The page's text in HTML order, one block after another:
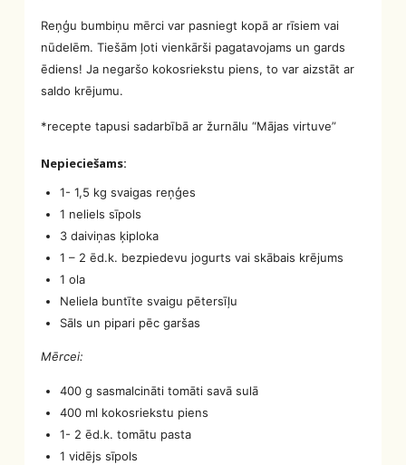
Reņģu bumbiņu mērci var pasniegt kopā ar rīsiem vai
nūdelēm. Tiešām ļoti vienkārši pagatavojams un gards
ēdiens! Ja negaršo kokosriekstu piens, to var aizstāt ar
saldo krējumu.
*recepte tapusi sadarbībā ar žurnālu “Mājas virtuve”
Nepieciešams:
1- 1,5 kg svaigas reņģes
1 neliels sīpols
3 daiviņas ķiploka
1 – 2 ēd.k. bezpiedevu jogurts vai skābais krējums
1 ola
Neliela buntīte svaigu pētersīļu
Sāls un pipari pēc garšas
Mērcei:
400 g sasmalcināti tomāti savā sulā
400 ml kokosriekstu piens
1- 2 ēd.k. tomātu pasta
1 vidējs sīpols